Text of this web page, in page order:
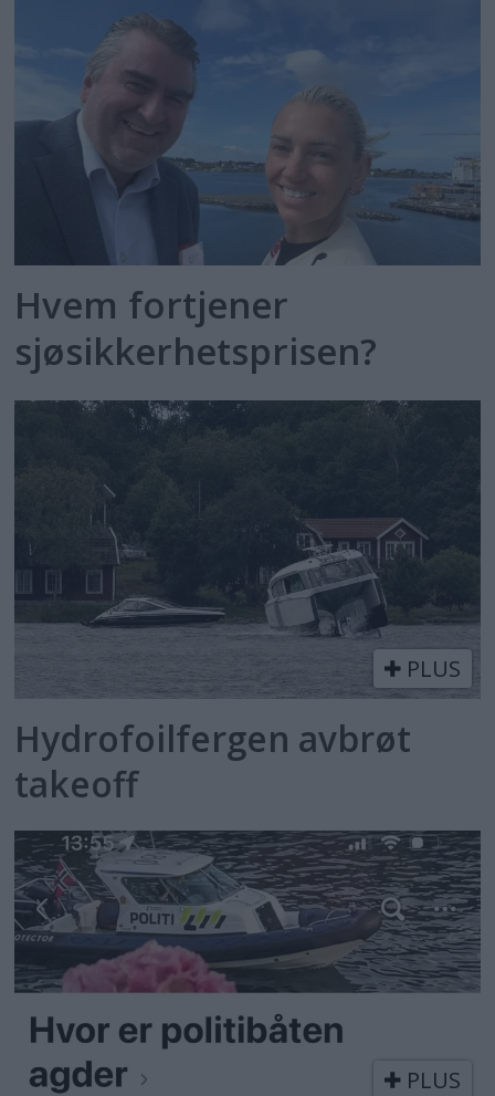
Hvem fortjener
sjøsikkerhetsprisen?
PLUS
Hydrofoilfergen avbrøt
takeoff
PLUS